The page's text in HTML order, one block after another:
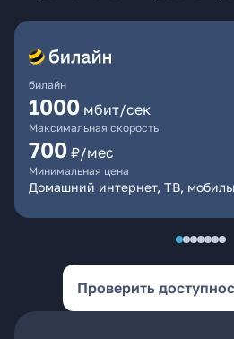
билайн
1000 мбит/сек
Максимальная скорость
700 ₽/мес
Минимальная цена
Домашний интернет, ТВ,
Проверить